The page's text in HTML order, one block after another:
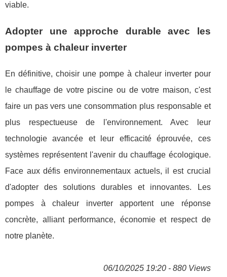
viable.
Adopter une approche durable avec les
pompes à chaleur inverter
En définitive, choisir une pompe à chaleur inverter pour
le chauffage de votre piscine ou de votre maison, c'est
faire un pas vers une consommation plus responsable et
plus respectueuse de l'environnement. Avec leur
technologie avancée et leur efficacité éprouvée, ces
systèmes représentent l'avenir du chauffage écologique.
Face aux défis environnementaux actuels, il est crucial
d'adopter des solutions durables et innovantes. Les
pompes à chaleur inverter apportent une réponse
concrète, alliant performance, économie et respect de
notre planète.
06/10/2025 19:20 - 880 Views